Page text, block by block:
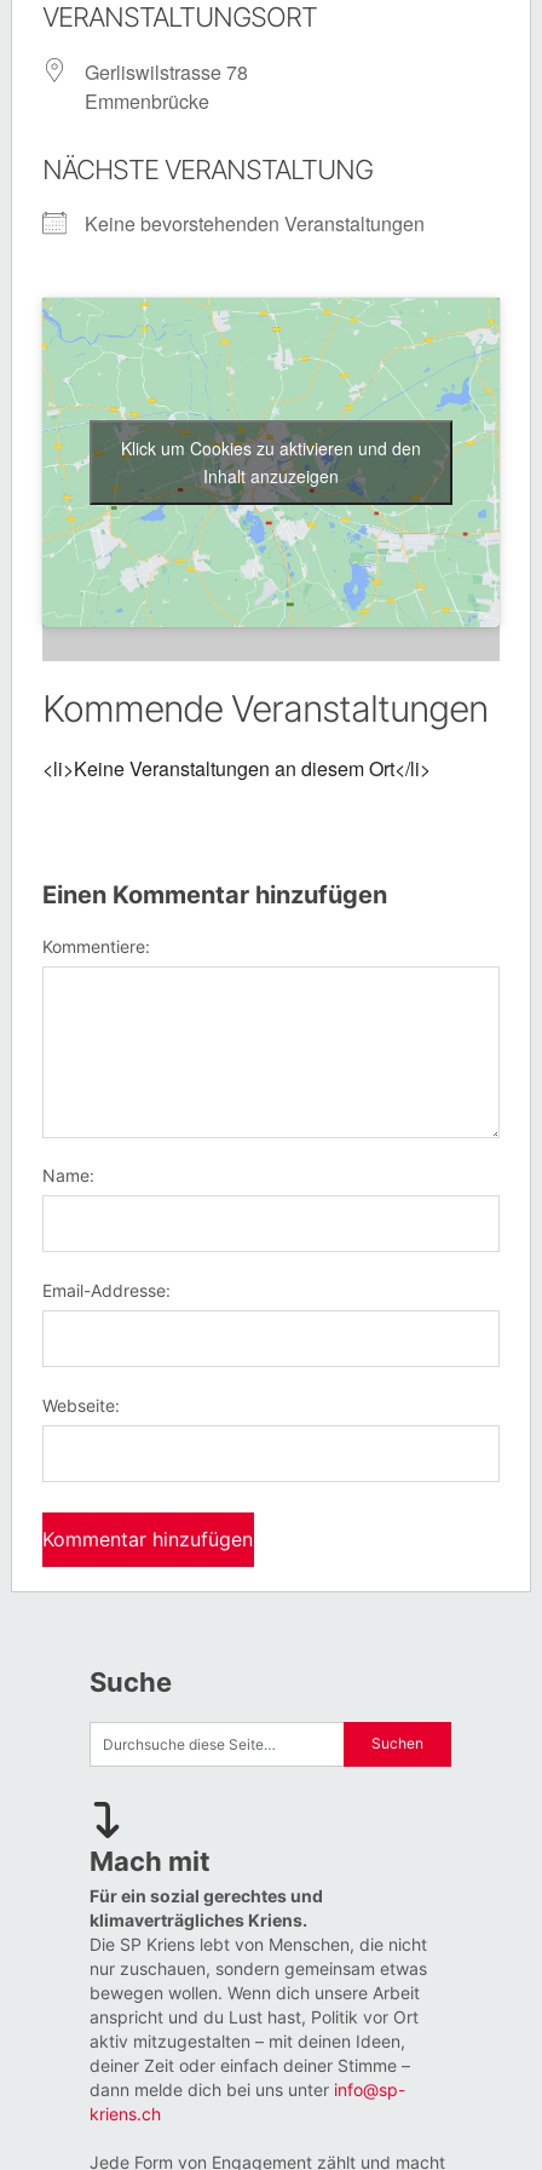
VERANSTALTUNGSORT
Gerliswilstrasse 78
Emmenbrücke
NÄCHSTE VERANSTALTUNG
Keine bevorstehenden Veranstaltungen
Klick um Cookies zu aktivieren und den
Inhalt anzuzeigen
Kommende Veranstaltungen
<li>Keine Veranstaltungen an diesem Ort</li>
Einen Kommentar hinzufügen
Kommentiere:
Name:
Email-Addresse:
Webseite:
Suche
Mach mit
Für ein sozial gerechtes und
klimaverträgliches Kriens.
Die SP Kriens lebt von Menschen, die nicht
nur zuschauen, sondern gemeinsam etwas
bewegen wollen. Wenn dich unsere Arbeit
anspricht und du Lust hast, Politik vor Ort
aktiv mitzugestalten – mit deinen Ideen,
deiner Zeit oder einfach deiner Stimme –
dann melde dich bei uns unter info@sp-
kriens.ch
Jede Form von Engagement zählt und macht